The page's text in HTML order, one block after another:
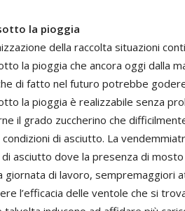
la pioggia
della raccolta situazioni
la pioggia che ancora oggi dalla
di fatto nel futuro potrebbe
la pioggia è realizzabile senza
il grado zuccherino che
condizioni di asciutto. La
di asciutto dove la presenza di
giornata di lavoro, sempremaggiori
l’efficacia delle ventole che si